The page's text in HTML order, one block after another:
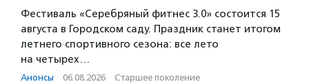
Фестиваль «Серебряный фитнес 3.0» состоится 15
августа в Городском саду. Праздник станет итогом
летнего спортивного сезона: все лето
на четырех…
Анонсы · 06.08.2026 · Старшее поколение